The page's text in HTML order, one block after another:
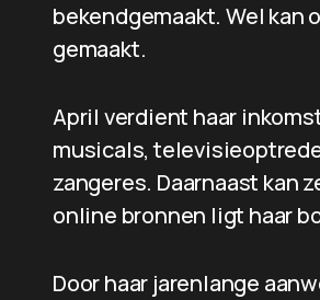
bekendgemaakt. Wel kan
gemaakt.
April verdient haar
musicals,
zangeres. Daarnaast kan
online bronnen ligt haar
Door haar jarenlange